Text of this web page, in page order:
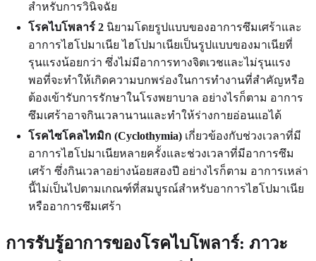
สำหรับการวินิจฉัย
โรคไบโพลาร์ 2 นิยามโดยรูปแบบของอาการซึมเศร้าและ
อาการไฮโปมาเนีย ไฮโปมาเนียเป็นรูปแบบของมาเนียที่
รุนแรงน้อยกว่า ซึ่งไม่มีอาการทางจิตเวชและไม่รุนแรง
พอที่จะทำให้เกิดความบกพร่องในการทำงานที่สำคัญหรือ
ต้องเข้ารับการรักษาในโรงพยาบาล อย่างไรก็ตาม อาการ
ซึมเศร้าอาจกินเวลานานและทำให้ร่างกายอ่อนแอได้
โรคไซโคลไทมิก (Cyclothymia) เกี่ยวข้องกับช่วงเวลาที่มี
อาการไฮโปมาเนียหลายครั้งและช่วงเวลาที่มีอาการซึม
เศร้า ซึ่งกินเวลาอย่างน้อยสองปี อย่างไรก็ตาม อาการเหล่า
นี้ไม่เป็นไปตามเกณฑ์ที่สมบูรณ์สำหรับอาการไฮโปมาเนีย
หรืออาการซึมเศร้า
การรับรู้อาการของโรคไบโพลาร์: ภาวะ